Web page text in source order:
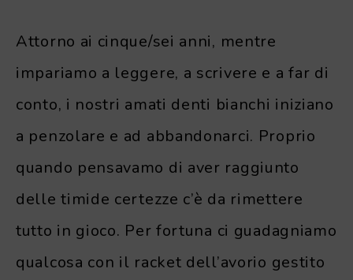
Attorno ai cinque/sei anni, mentre
impariamo a leggere, a scrivere e a far di
conto, i nostri amati denti bianchi iniziano
a penzolare e ad abbandonarci. Proprio
quando pensavamo di aver raggiunto
delle timide certezze c’è da rimettere
tutto in gioco. Per fortuna ci guadagniamo
qualcosa con il racket dell’avorio gestito